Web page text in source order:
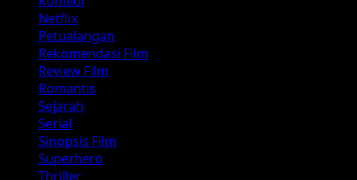
Netflix
Petualangan
Rekomendasi Film
Review Film
Romantis
Sejarah
Serial
Sinopsis Film
Superhero
Thriller